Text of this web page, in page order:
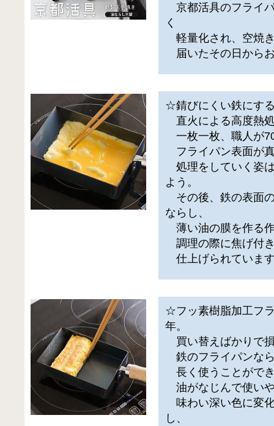
京都活具のフライ
く
軽量化され、空焼
届いたその日から
☆錆びにくい鉄にす
直火による高度熱
一枚一枚、職人が
フライパン表面が
処理をしていく姿
よう。
その後、鉄の表面
ならし、
薄い油の膜を作る
調理の際に焦げ付
仕上げられていま
☆フッ素樹脂加工フ
年。
買い替えばかりで
鉄のフライパンな
長く使うことがで
油がなじんで使い
味わい深い色に変
し、